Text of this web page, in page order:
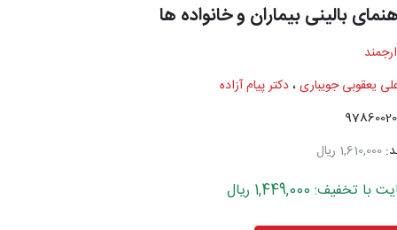
بالینی بیماران و خانواده ها
یعقوبی جویباری،دکتر پیام آزاده
1,610,000 ریال
1,449,000 ریال